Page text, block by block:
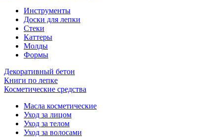
Инструменты
Доски для лепки
Стеки
Каттеры
Молды
Формы
Декоративный бетон
Книги по лепке
Косметические средства
Масла косметические
Уход за лицом
Уход за телом
Уход за волосами